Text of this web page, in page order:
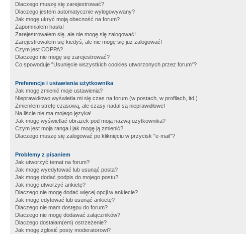
Dlaczego muszę się zarejestrować?
Dlaczego jestem automatycznie wylogowywany?
Jak mogę ukryć moją obecność na forum?
Zapomniałem hasła!
Zarejestrowałem się, ale nie mogę się zalogować!
Zarejestrowałem się kiedyś, ale nie mogę się już zalogować!
Czym jest COPPA?
Dlaczego nie mogę się zarejestrować?
Co spowoduje "Usunięcie wszystkich cookies utworzonych przez forum"?
Preferencje i ustawienia użytkownika
Jak mogę zmienić moje ustawienia?
Nieprawidłowo wyświetla mi się czas na forum (w postach, w profilach, itd.)
Zmieniłem strefę czasową, ale czasy nadal są nieprawidłowe!
Na liście nie ma mojego języka!
Jak mogę wyświetlać obrazek pod moją nazwą użytkownika?
Czym jest moja ranga i jak mogę ją zmienić?
Dlaczego muszę się zalogować po kliknięciu w przycisk "e-mail"?
Problemy z pisaniem
Jak utworzyć temat na forum?
Jak mogę wyedytować lub usunąć posta?
Jak mogę dodać podpis do mojego postu?
Jak mogę utworzyć ankietę?
Dlaczego nie mogę dodać więcej opcji w ankiecie?
Jak mogę edytować lub usunąć ankietę?
Dlaczego nie mam dostępu do forum?
Dlaczego nie mogę dodawać załączników?
Dlaczego dostałam(em) ostrzeżenie?
Jak mogę zgłosić posty moderatorowi?